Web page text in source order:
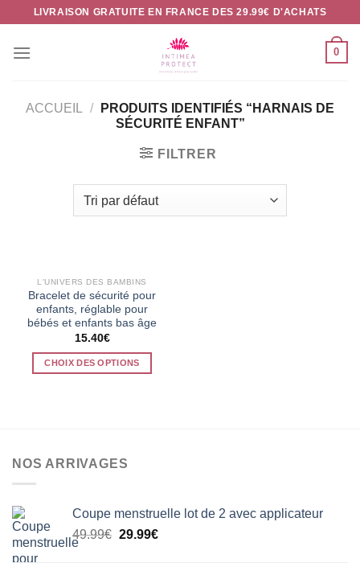
Passer
contenu
LIVRAISON GRATUITE EN FRANCE DES 29.99€ D'ACHATS
0
ACCUEIL /
PRODUITS IDENTIFIÉS “HARNAIS DE
SÉCURITÉ ENFANT”
FILTRER
RUPTURE DE STOCK
L'UNIVERS DES BAMBINS
Bracelet de sécurité pour
enfants, réglable pour
bébés et enfants bas âge
15.40€
CHOIX DES OPTIONS
Les
être
choisies
NOS ARRIVAGES
Coupe menstruelle lot de 2 avec applicateur
49.99€ Le
29.99€Le